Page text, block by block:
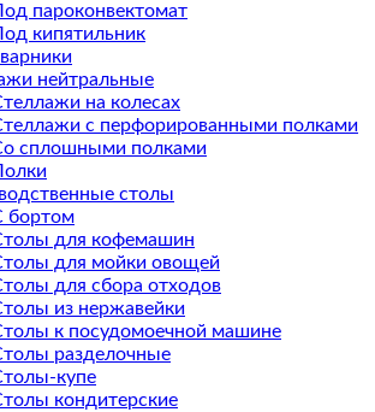
пароконвектомат
кипятильник
нейтральные
на колесах
с перфорированными полками
сплошными полками
столы
бортом
для кофемашин
для мойки овощей
для сбора отходов
из нержавейки
к посудомоечной машине
разделочные
купе
кондитерские